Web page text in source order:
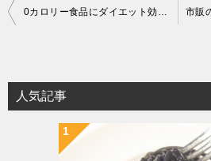
投
ビ
ゲ
0カロリー食品にダイエット効果なし！むしろ悪影響
人気記事